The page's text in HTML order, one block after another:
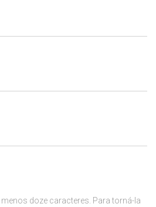
menos doze caracteres. Para torná-la